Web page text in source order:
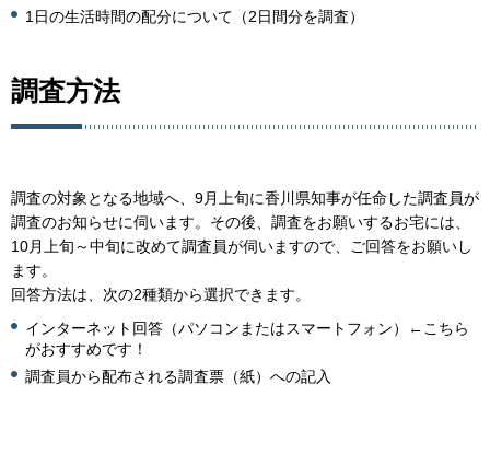
1日の生活時間の配分について（2日間分を調査）
調査方法
調査の対象となる地域へ、9月上旬に香川県知事が任命した調査員が
調査のお知らせに伺います。その後、調査をお願いするお宅には、
10月上旬～中旬に改めて調査員が伺いますので、ご回答をお願いし
ます。
回答方法は、次の2種類から選択できます。
インターネット回答（パソコンまたはスマートフォン）←こちら
がおすすめです！
調査員から配布される調査票（紙）への記入